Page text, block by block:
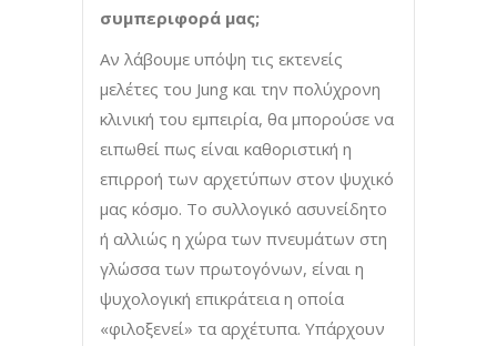
συμπεριφορά μας;
Αν λάβουμε υπόψη τις εκτενείς
μελέτες του Jung και την πολύχρονη
κλινική του εμπειρία, θα μπορούσε να
ειπωθεί πως είναι καθοριστική η
επιρροή των αρχετύπων στον ψυχικό
μας κόσμο. Το συλλογικό ασυνείδητο
ή αλλιώς η χώρα των πνευμάτων στη
γλώσσα των πρωτογόνων, είναι η
ψυχολογική επικράτεια η οποία
«φιλοξενεί» τα αρχέτυπα. Υπάρχουν